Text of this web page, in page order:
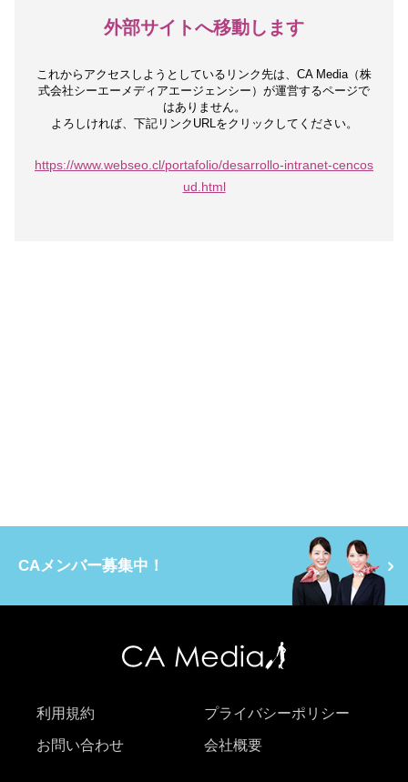
外部サイトへ移動します
これからアクセスしようとしているリンク先は、 CA Media（株
式会社シーエーメディアエージェンシー）が運営するページで
はありません。
よろしければ、下記リンクURLをクリックしてください。
https://www.webseo.cl/portafolio/desarrollo-intranet-cencos
ud.html
CAメンバー募集中！
利用規約 プライバシーポリシー
お問い合わせ 会社概要